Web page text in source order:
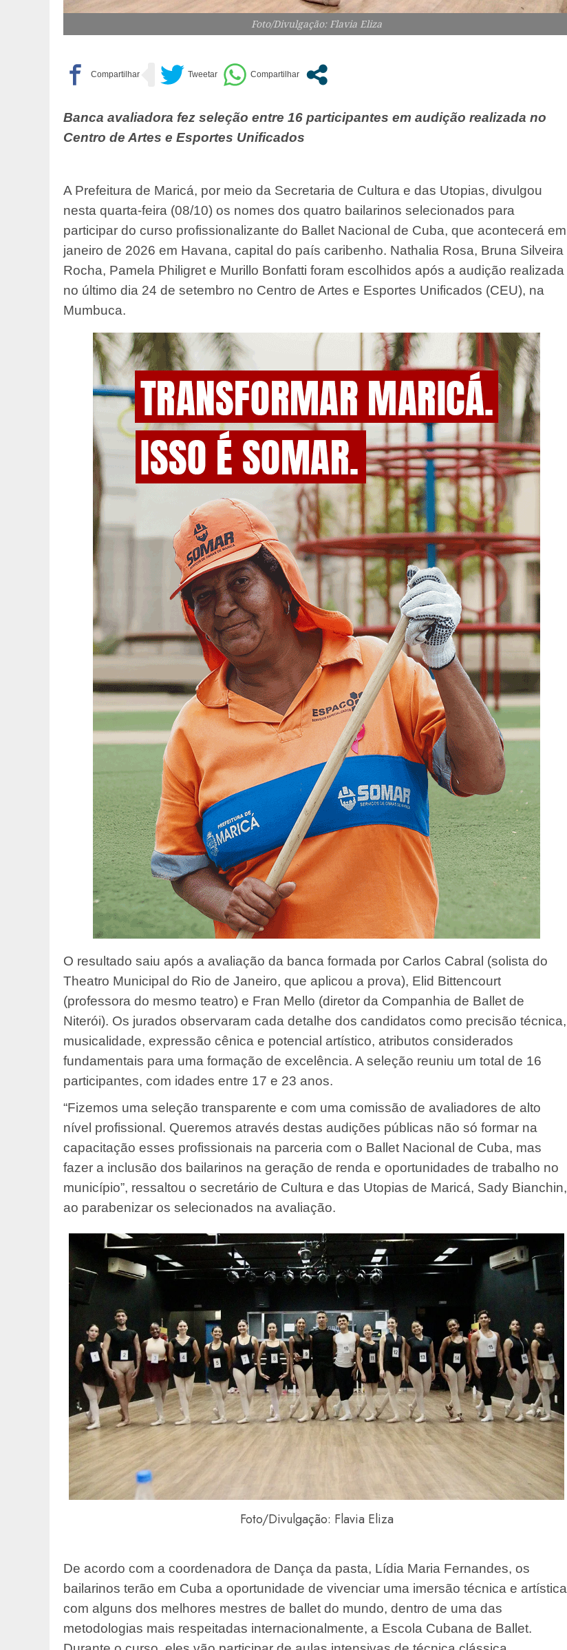
Foto/Divulgação: Flavia Eliza
Banca avaliadora fez seleção entre 16 participantes em audição realizada no
Centro de Artes e Esportes Unificados
A Prefeitura de Maricá, por meio da Secretaria de Cultura e das Utopias, divulgou
nesta quarta-feira (08/10) os nomes dos quatro bailarinos selecionados para
participar do curso profissionalizante do Ballet Nacional de Cuba, que acontecerá em
janeiro de 2026 em Havana, capital do país caribenho. Nathalia Rosa, Bruna Silveira
Rocha, Pamela Philigret e Murillo Bonfatti foram escolhidos após a audição realizada
no último dia 24 de setembro no Centro de Artes e Esportes Unificados (CEU), na
Mumbuca.
O resultado saiu após a avaliação da banca formada por Carlos Cabral (solista do
Theatro Municipal do Rio de Janeiro, que aplicou a prova), Elid Bittencourt
(professora do mesmo teatro) e Fran Mello (diretor da Companhia de Ballet de
Niterói). Os jurados observaram cada detalhe dos candidatos como precisão técnica,
musicalidade, expressão cênica e potencial artístico, atributos considerados
fundamentais para uma formação de excelência. A seleção reuniu um total de 16
participantes, com idades entre 17 e 23 anos.
“Fizemos uma seleção transparente e com uma comissão de avaliadores de alto
nível profissional. Queremos através destas audições públicas não só formar na
capacitação esses profissionais na parceria com o Ballet Nacional de Cuba, mas
fazer a inclusão dos bailarinos na geração de renda e oportunidades de trabalho no
município”, ressaltou o secretário de Cultura e das Utopias de Maricá, Sady Bianchin,
ao parabenizar os selecionados na avaliação.
Foto/Divulgação: Flavia Eliza
De acordo com a coordenadora de Dança da pasta, Lídia Maria Fernandes, os
bailarinos terão em Cuba a oportunidade de vivenciar uma imersão técnica e artística
com alguns dos melhores mestres de ballet do mundo, dentro de uma das
metodologias mais respeitadas internacionalmente, a Escola Cubana de Ballet.